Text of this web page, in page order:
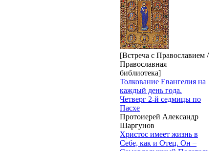
[Встреча с Православием /
Православная
библиотека]
Толкование Евангелия на
каждый день года.
Четверг 2-й седмицы по
Пасхе
Протоиерей Александр
Шаргунов
Христос имеет жизнь в
Себе, как и Отец. Он –